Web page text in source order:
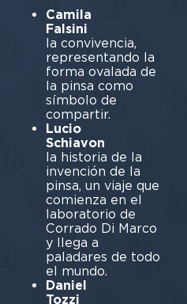
Camila
Falsini
la convivencia,
representando la
forma ovalada de
la pinsa como
símbolo de
compartir.
Lucio
Schiavon
la historia de la
invención de la
pinsa, un viaje que
comienza en el
laboratorio de
Corrado Di Marco
y llega a
paladares de todo
el mundo.
Daniel
Tozzi